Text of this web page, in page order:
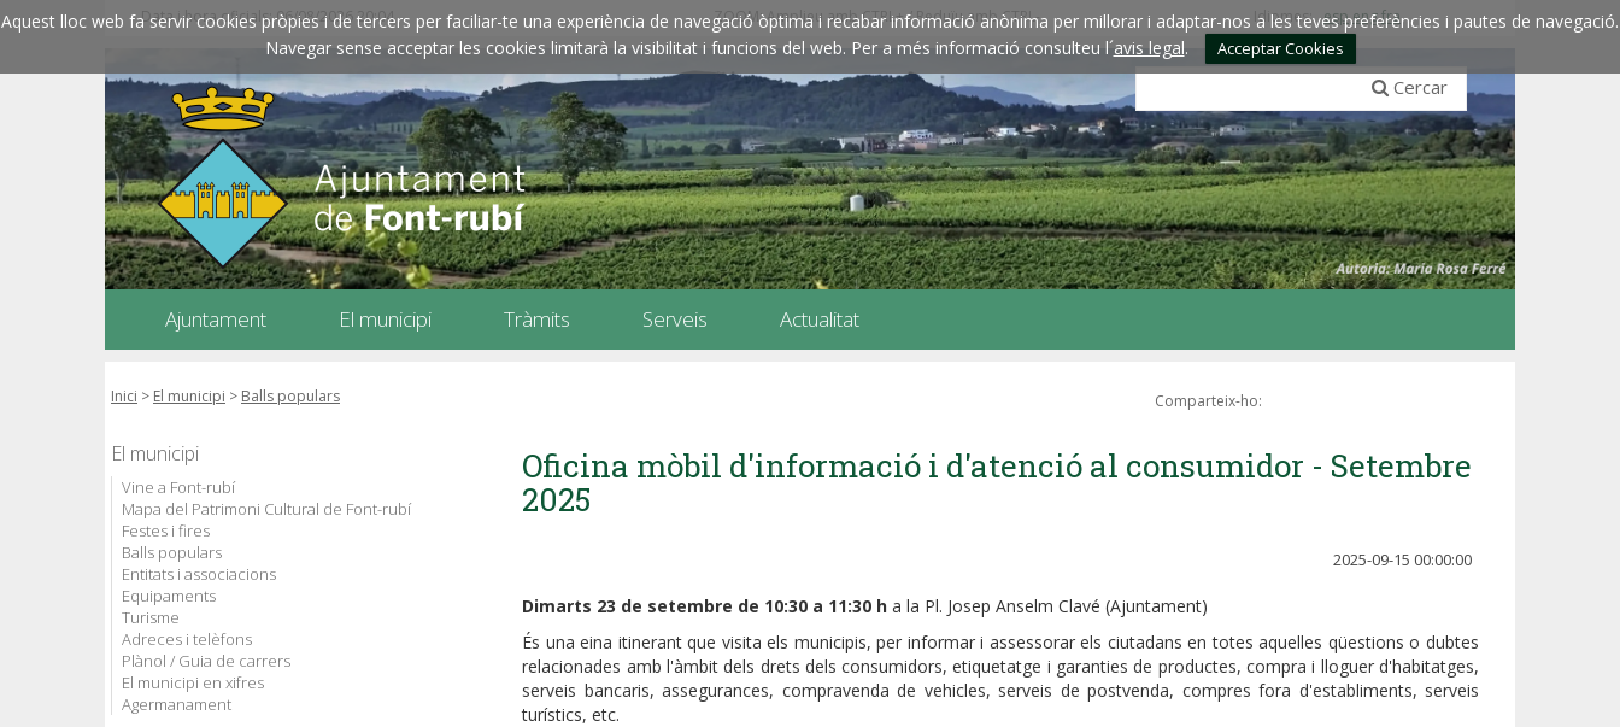
Aquest lloc web fa servir cookies pròpies i de tercers per faciliar-te una experiència de navegació òptima i recabar informació anònima per millorar i adaptar-nos a les teves preferències i pautes de navegació.
Navegar sense acceptar les cookies limitarà la visibilitat i funcions del web. Per a més informació consulteu l´avis legal. Acceptar Cookies
Data i hora oficials: 06/08/2026 20:04 ZOOM: Amplieu amb CTRL+ / Reduïu amb CTRL- Idiomes:esp engfra
Cercar
Ajuntament El municipi Tràmits Serveis Actualitat
Inici > El municipi > Balls populars Comparteix-ho:
El municipi
Vine a Font-rubí
Mapa del Patrimoni Cultural de Font-rubí
Festes i fires
Balls populars
Entitats i associacions
Equipaments
Turisme
Adreces i telèfons
Plànol / Guia de carrers
El municipi en xifres
Agermanament
Oficina mòbil d'informació i d'atenció al consumidor - Setembre
2025
2025-09-15 00:00:00
Dimarts 23 de setembre de 10:30 a 11:30 h a la Pl. Josep Anselm Clavé (Ajuntament)
És una eina itinerant que visita els municipis, per informar i assessorar els ciutadans en totes aquelles qüestions o dubtes
relacionades amb l'àmbit dels drets dels consumidors, etiquetatge i garanties de productes, compra i lloguer d'habitatges,
serveis bancaris, assegurances, compravenda de vehicles, serveis de postvenda, compres fora d'establiments, serveis
turístics, etc.